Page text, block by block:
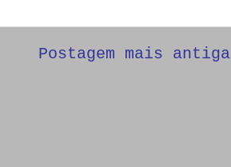
Postagem mais antiga